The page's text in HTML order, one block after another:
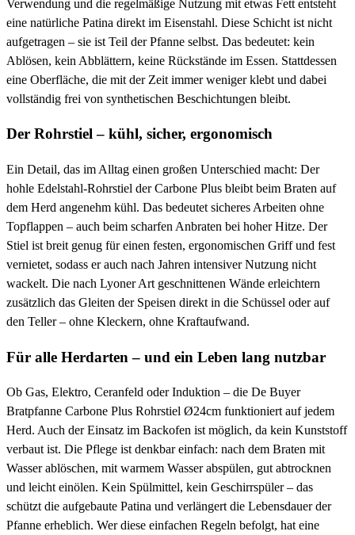
Verwendung und die regelmäßige Nutzung mit etwas Fett entsteht
eine natürliche Patina direkt im Eisenstahl. Diese Schicht ist nicht
aufgetragen – sie ist Teil der Pfanne selbst. Das bedeutet: kein
Ablösen, kein Abblättern, keine Rückstände im Essen. Stattdessen
eine Oberfläche, die mit der Zeit immer weniger klebt und dabei
vollständig frei von synthetischen Beschichtungen bleibt.
Der Rohrstiel – kühl, sicher, ergonomisch
Ein Detail, das im Alltag einen großen Unterschied macht: Der
hohle Edelstahl-Rohrstiel der Carbone Plus bleibt beim Braten auf
dem Herd angenehm kühl. Das bedeutet sicheres Arbeiten ohne
Topflappen – auch beim scharfen Anbraten bei hoher Hitze. Der
Stiel ist breit genug für einen festen, ergonomischen Griff und fest
vernietet, sodass er auch nach Jahren intensiver Nutzung nicht
wackelt. Die nach Lyoner Art geschnittenen Wände erleichtern
zusätzlich das Gleiten der Speisen direkt in die Schüssel oder auf
den Teller – ohne Kleckern, ohne Kraftaufwand.
Für alle Herdarten – und ein Leben lang nutzbar
Ob Gas, Elektro, Ceranfeld oder Induktion – die De Buyer
Bratpfanne Carbone Plus Rohrstiel Ø24cm funktioniert auf jedem
Herd. Auch der Einsatz im Backofen ist möglich, da kein Kunststoff
verbaut ist. Die Pflege ist denkbar einfach: nach dem Braten mit
Wasser ablöschen, mit warmem Wasser abspülen, gut abtrocknen
und leicht einölen. Kein Spülmittel, kein Geschirrspüler – das
schützt die aufgebaute Patina und verlängert die Lebensdauer der
Pfanne erheblich. Wer diese einfachen Regeln befolgt, hat eine